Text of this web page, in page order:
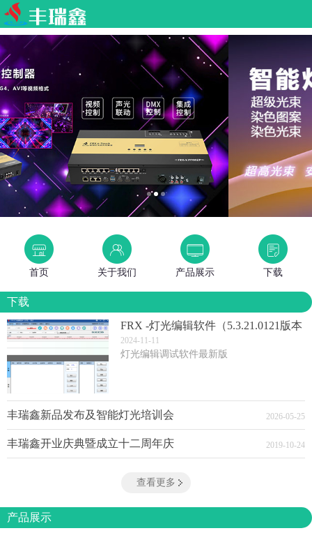
首页 关于我们 产品展示 下载
下载
FRX -灯光编辑软件（5.3.21.0121版本
(3)
灯光编辑调试软件最新版
2024-11-11
丰瑞鑫新品发布及智能灯光培训会 2026-05-25
丰瑞鑫开业庆典暨成立十二周年庆 2019-10-24
查看更多
产品展示